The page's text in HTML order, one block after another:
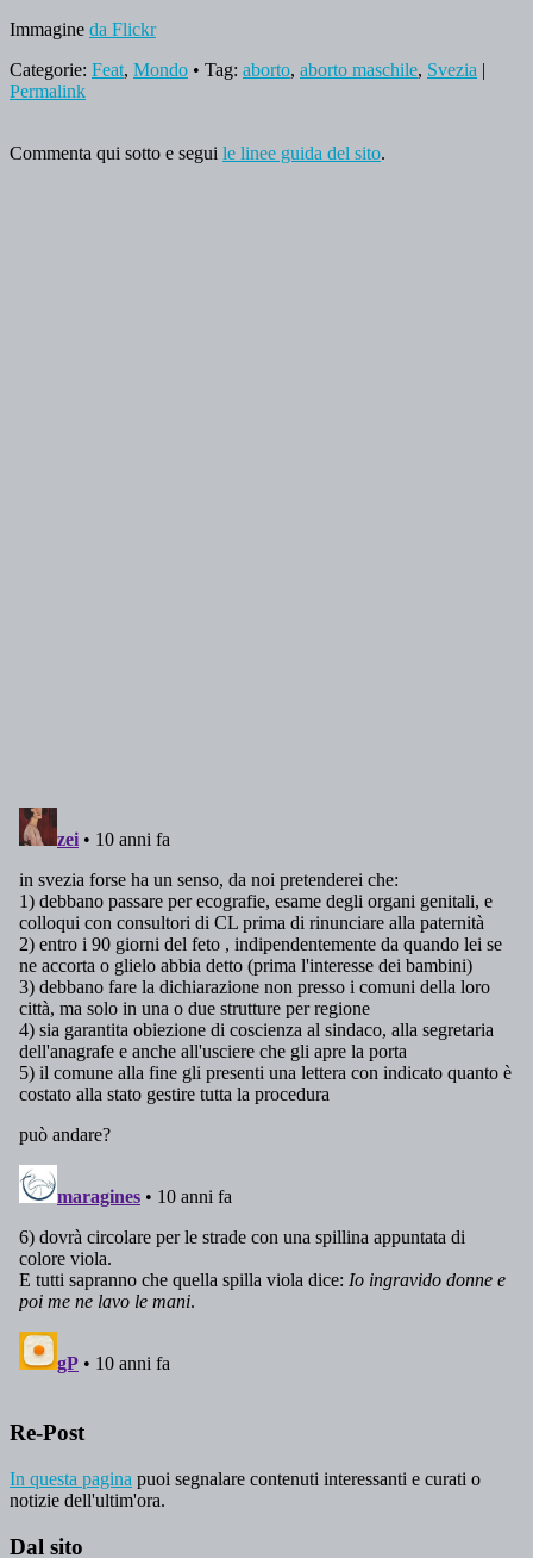
Immagine da Flickr
Categorie: Feat, Mondo • Tag: aborto, aborto maschile, Svezia |
Permalink
Commenta qui sotto e segui le linee guida del sito.
Re-Post
In questa pagina puoi segnalare contenuti interessanti e curati o
notizie dell'ultim'ora.
Dal sito